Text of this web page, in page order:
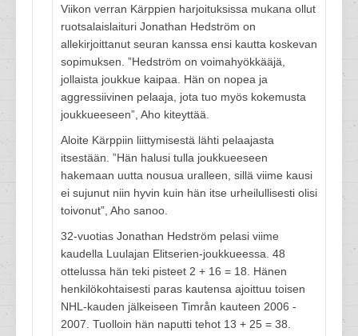
Viikon verran Kärppien harjoituksissa mukana ollut
ruotsalaislaituri Jonathan Hedström on
allekirjoittanut seuran kanssa ensi kautta koskevan
sopimuksen. ”Hedström on voimahyökkääjä,
jollaista joukkue kaipaa. Hän on nopea ja
aggressiivinen pelaaja, jota tuo myös kokemusta
joukkueeseen”, Aho kiteyttää.
Aloite Kärppiin liittymisestä lähti pelaajasta
itsestään. ”Hän halusi tulla joukkueeseen
hakemaan uutta nousua uralleen, sillä viime kausi
ei sujunut niin hyvin kuin hän itse urheilullisesti olisi
toivonut”, Aho sanoo.
32-vuotias Jonathan Hedström pelasi viime
kaudella Luulajan Elitserien-joukkueessa. 48
ottelussa hän teki pisteet 2 + 16 = 18. Hänen
henkilökohtaisesti paras kautensa ajoittuu toisen
NHL-kauden jälkeiseen Timrån kauteen 2006 -
2007. Tuolloin hän naputti tehot 13 + 25 = 38.